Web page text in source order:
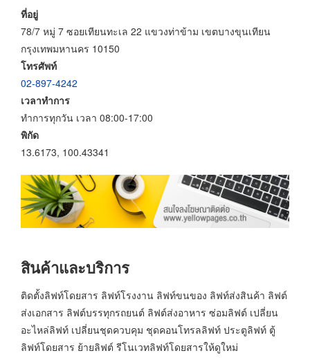
ที่อยู่
78/7 หมู่ 7 ซอยเทียนทะเล 22 แขวงท่าข้าม เขตบางขุนเทียน
กรุงเทพมหานคร 10150
โทรศัพท์
02-897-4242
เวลาทำการ
ทำการทุกวัน เวลา 08:00-17:00
พิกัด
13.6173, 100.43341
สินค้าและบริการ
ติดตั้งลิฟท์โดยสาร ลิฟท์โรงงาน ลิฟท์ขนของ ลิฟท์ส่งสินค้า ลิฟต์
ส่งเอกสาร ลิฟต์บรรทุกรถยนต์ ลิฟต์ส่งอาหาร ซ่อมลิฟต์ เปลี่ยน
อะไหล่ลิฟท์ เปลี่ยนชุดควบคุม ชุดคอนโทรลลิฟท์ ประตูลิฟท์ ตู้
ลิฟท์โดยสาร ย้ายลิฟต์ รีโนเวทลิฟท์โดยสารให้ดูใหม่